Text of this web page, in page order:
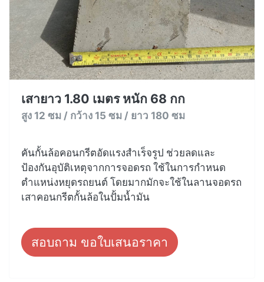
เสายาว 1.80 เมตร หนัก 68 กก
สูง 12 ซม / กว้าง 15 ซม / ยาว 180 ซม
คันกั้นล้อคอนกรีตอัดแรงสำเร็จรูป ช่วยลดและ
ป้องกันอุบัติเหตุจากการจอดรถ ใช้ในการกำหนด
ตำแหน่งหยุดรถยนต์ โดยมากมักจะใช้ในลานจอดรถ
เสาคอนกรีตกั้นล้อในปั้มน้ำมัน
สอบถาม ขอใบเสนอราคา